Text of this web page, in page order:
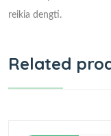
reikia dengti.
Related